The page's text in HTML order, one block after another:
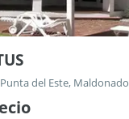
del Este, Maldonado